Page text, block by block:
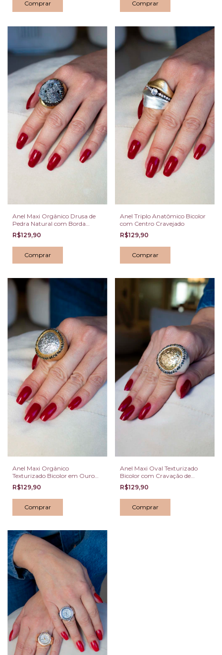
Anel Maxi Orgânico Drusa de
Pedra Natural com Borda
Cravejada
R$129,90
Anel Triplo Anatômico Bicolor
com Centro Cravejado
R$129,90
Anel Maxi Orgânico
Texturizado Bicolor em Ouro
com Centro Prata
R$129,90
Anel Maxi Oval Texturizado
Bicolor com Cravação de
Cristais Escuros
R$129,90